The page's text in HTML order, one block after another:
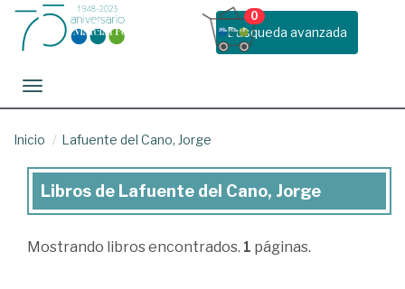
Busqueda avanzada
0
Toggle navigation
Inicio Lafuente del Cano, Jorge
Libros
Lafuente
Libros de Lafuente del Cano, Jorge
Mostrando libros encontrados. 1 páginas.